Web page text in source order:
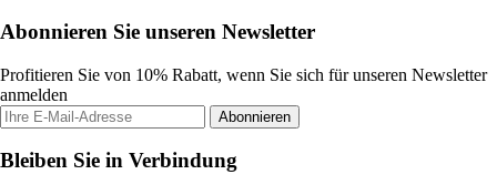
Abonnieren Sie unseren Newsletter
Profitieren Sie von 10% Rabatt, wenn Sie sich für unseren Newsletter
anmelden
Abonnieren
Bleiben Sie in Verbindung